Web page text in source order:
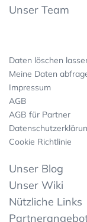
Unser Team
Daten löschen
Meine Daten
Impressum
AGB
AGB für Partner
Cookie Richtlinie
Unser Blog
Unser Wiki
Nützliche Links